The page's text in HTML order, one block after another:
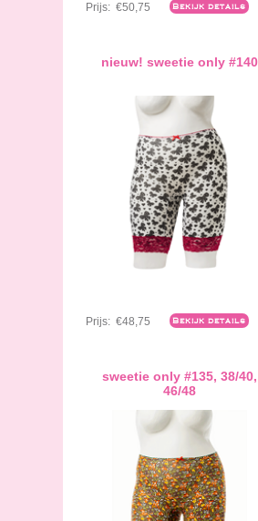
Prijs: €50,75 Bekijk details
nieuw! sweetie only #140
Prijs: €48,75 Bekijk details
sweetie only #135, 38/40,
46/48